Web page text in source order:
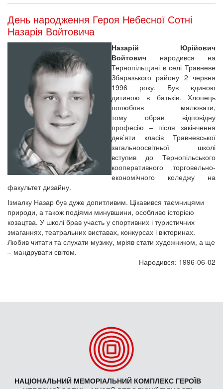
День народження Героя Небесної Сотні
Назарія Войтовича
Назарій Юрійович
Войтович народився на
Тернопільщині в селі Травневе
Збаразького району 2 червня
1996 року. Був єдиною
дитиною в батьків. Хлопець
полюбляв малювати,
тому обрав відповідну
професію – після закінчення
дев’яти класів Травневської
загальноосвітньої школі
вступив до Тернопільського
кооперативного торговельно-
економічного коледжу на
факультет дизайну.
Ізмалку Назар був дуже допитливим. Цікавився таємницями
природи, а також подіями минувшини, особливо історією
козацтва. У школі брав участь у спортивних і туристичних
змаганнях, театральних виставах, конкурсах і вікторинах.
Любив читати та слухати музику, мріяв стати художником, а ще
– мандрувати світом.
Народився: 1996-06-02
НАЦІОНАЛЬНИЙ МЕМОРІАЛЬНИЙ КОМПЛЕКС ГЕРОЇВ